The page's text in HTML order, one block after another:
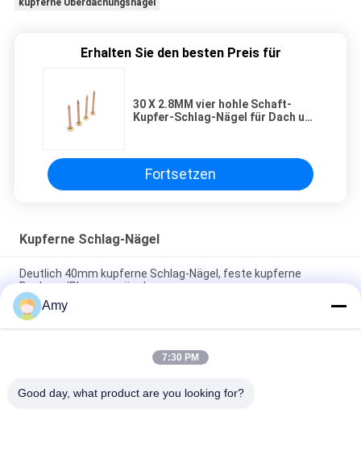
kupferne Überdachungsnägel
Erhalten Sie den besten Preis für
30 X 2.8MM vier hohle Schaft-
Kupfer-Schlag-Nägel für Dach und
Fortsetzen
Kupferne Schlag-Nägel
Deutlich 40mm kupferne Schlag-Nägel, feste kupferne
Deckung/Planungsnägel
Nagelt großer flacher Kupfer-Schlag des Kopf-40MM x 2,8
hohle Art des Schaft-vier
0,120" der große flache Kopf, der kupferne Schlag-Nägel
Amy
7:30 PM
Good day, what product are you looking for?